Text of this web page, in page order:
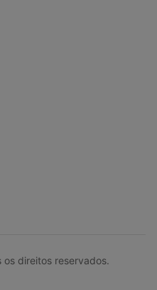
direitos reservados.